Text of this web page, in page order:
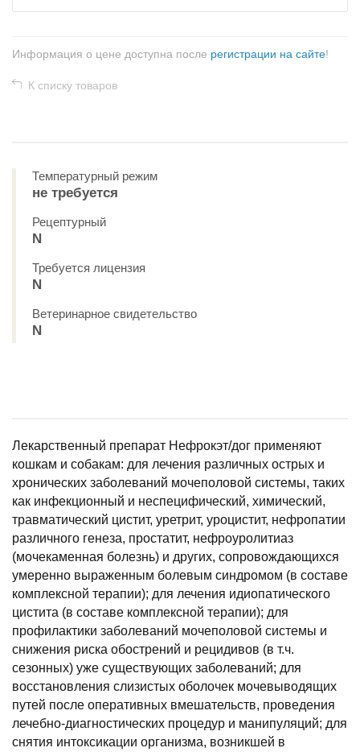
Информация о цене доступна после регистрации на сайте!
К списку товаров
Температурный режим
не требуется
Рецептурный
N
Требуется лицензия
N
Ветеринарное свидетельство
N
Лекарственный препарат Нефрокэт/дог применяют
кошкам и собакам: для лечения различных острых и
хронических заболеваний мочеполовой системы, таких
как инфекционный и неспецифический, химический,
травматический цистит, уретрит, уроцистит, нефропатии
различного генеза, простатит, нефроуролитиаз
(мочекаменная болезнь) и других, сопровождающихся
умеренно выраженным болевым синдромом (в составе
комплексной терапии); для лечения идиопатического
цистита (в составе комплексной терапии); для
профилактики заболеваний мочеполовой системы и
снижения риска обострений и рецидивов (в т.ч.
сезонных) уже существующих заболеваний; для
восстановления слизистых оболочек мочевыводящих
путей после оперативных вмешательств, проведения
лечебно-диагностических процедур и манипуляций; для
снятия интоксикации организма, возникшей в